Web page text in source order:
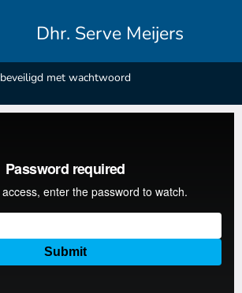
Dhr. Serve Meijers
beveiligd met wachtwoord